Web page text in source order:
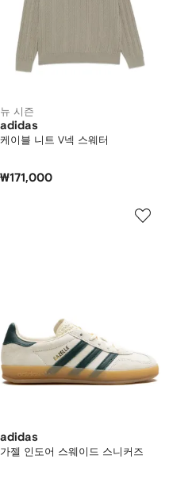
뉴 시즌
adidas
케이블 니트 V넥 스웨터
₩171,000
adidas
가젤 인도어 스웨이드 스니커즈